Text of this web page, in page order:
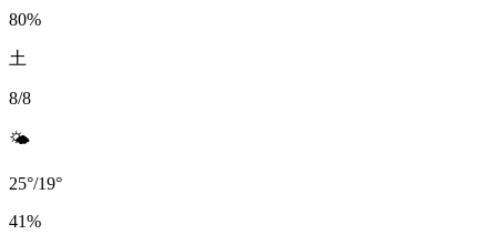
80%
土
8/8
🌤️
25°/19°
41%